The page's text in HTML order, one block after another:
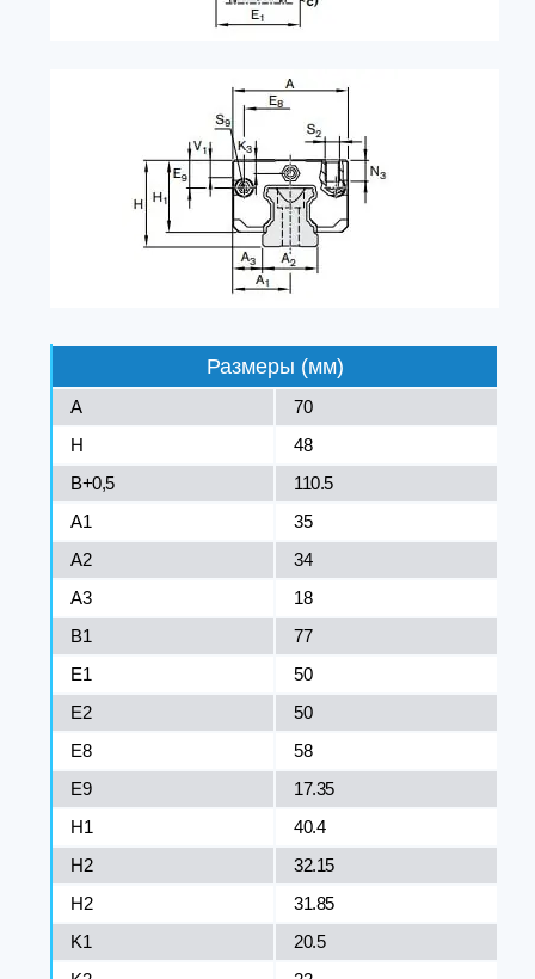
Размеры (мм)
A
70
H
48
B+0,5
110.5
A1
35
A2
34
A3
18
B1
77
E1
50
E2
50
E8
58
E9
17.35
H1
40.4
H2
32.15
H2
31.85
K1
20.5